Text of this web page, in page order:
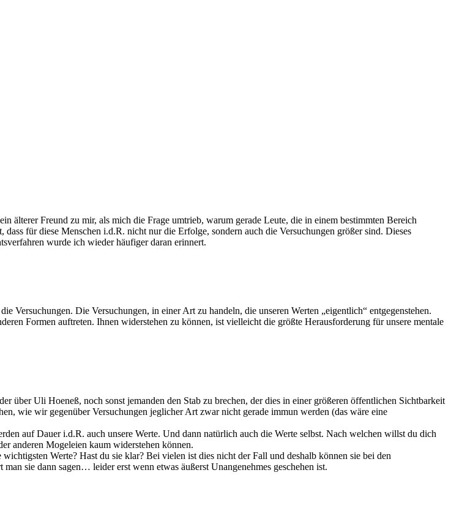
älterer Freund zu mir, als mich die Frage umtrieb, warum gerade Leute, die in einem bestimmten Bereich
für diese Menschen i.d.R. nicht nur die Erfolge, sondern auch die Versuchungen größer sind. Dieses
wurde ich wieder häufiger daran erinnert.
Versuchungen. Die Versuchungen, in einer Art zu handeln, die unseren Werten „eigentlich“ entgegenstehen.
Formen auftreten. Ihnen widerstehen zu können, ist vielleicht die größte Herausforderung für unsere mentale
über Uli Hoeneß, noch sonst jemanden den Stab zu brechen, der dies in einer größeren öffentlichen Sichtbarkeit
wie wir gegenüber Versuchungen jeglicher Art zwar nicht gerade immun werden (das wäre eine
auf Dauer i.d.R. auch unsere Werte. Und dann natürlich auch die Werte selbst. Nach welchen willst du dich
anderen Mogeleien kaum widerstehen können.
Werte? Hast du sie klar? Bei vielen ist dies nicht der Fall und deshalb können sie bei den
sie dann sagen… leider erst wenn etwas äußerst Unangenehmes geschehen ist.